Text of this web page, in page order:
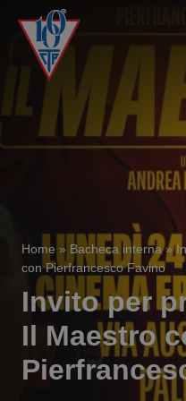
Home » Bacheca interna»
con Pierfrancesco Favino
Invito per
Il Maestro